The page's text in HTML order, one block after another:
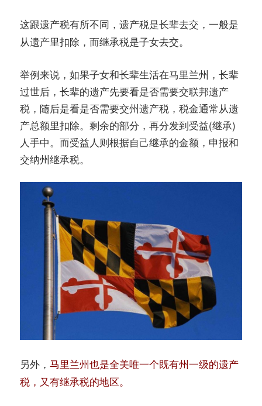
这跟遗产税有所不同， 遗产税是长辈去交 ，一般是
从遗产里扣除，而继承税是子女去交。
举例来说，如果子女和长辈生活在马里兰州，长辈
过世后，长辈的遗产先要看是否需要交联邦遗产
税，随后是看是否需要交州遗产税，税金通常从遗
产总额里扣除。剩余的部分，再分发到受益(继承)
人手中。而受益人则根据自己继承的金额，申报和
交纳州继承税。
另外， 马里兰州也是全美唯一个既有州一级的遗产
税，又有继承税的地区。